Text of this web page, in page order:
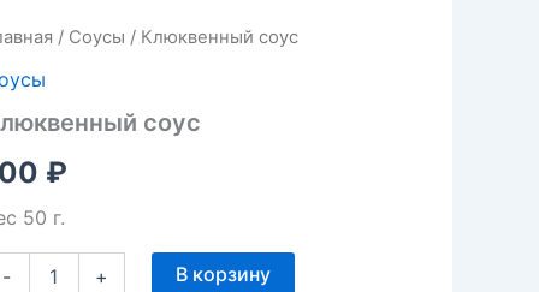
/ Соусы / Клюквенный соус
соус
₽
50 г.
- + В корзину